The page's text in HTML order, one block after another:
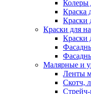
Колеры
Краска
Краски
Краски для
Краски
Малярные и
Ленты
Скотч,